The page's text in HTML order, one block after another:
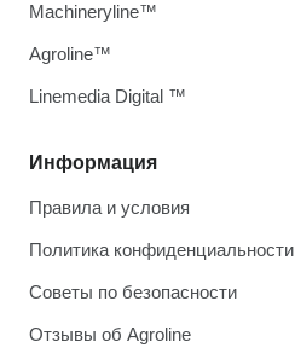
Информация
Правила и условия
Политика конфиденциальности
Советы по безопасности
Отзывы об Agroline
Machineryline™
Agroline™
Linemedia Digital ™